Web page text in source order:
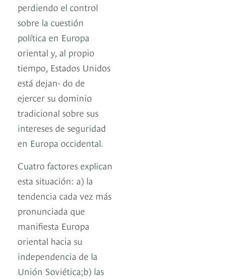
perdiendo el control
sobre la cuestión
política en Europa
oriental y, al propio
tiempo, Estados Unidos
está dejan- do de
ejercer su dominio
tradicional sobre sus
intereses de seguridad
en Europa occidental.
Cuatro factores explican
esta situación: a) la
tendencia cada vez más
pronunciada que
manifiesta Europa
oriental hacia su
independencia de la
Unión Soviética;b) las